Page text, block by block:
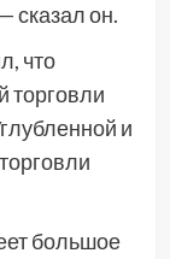
сказал он.
что
торговли
и
большое